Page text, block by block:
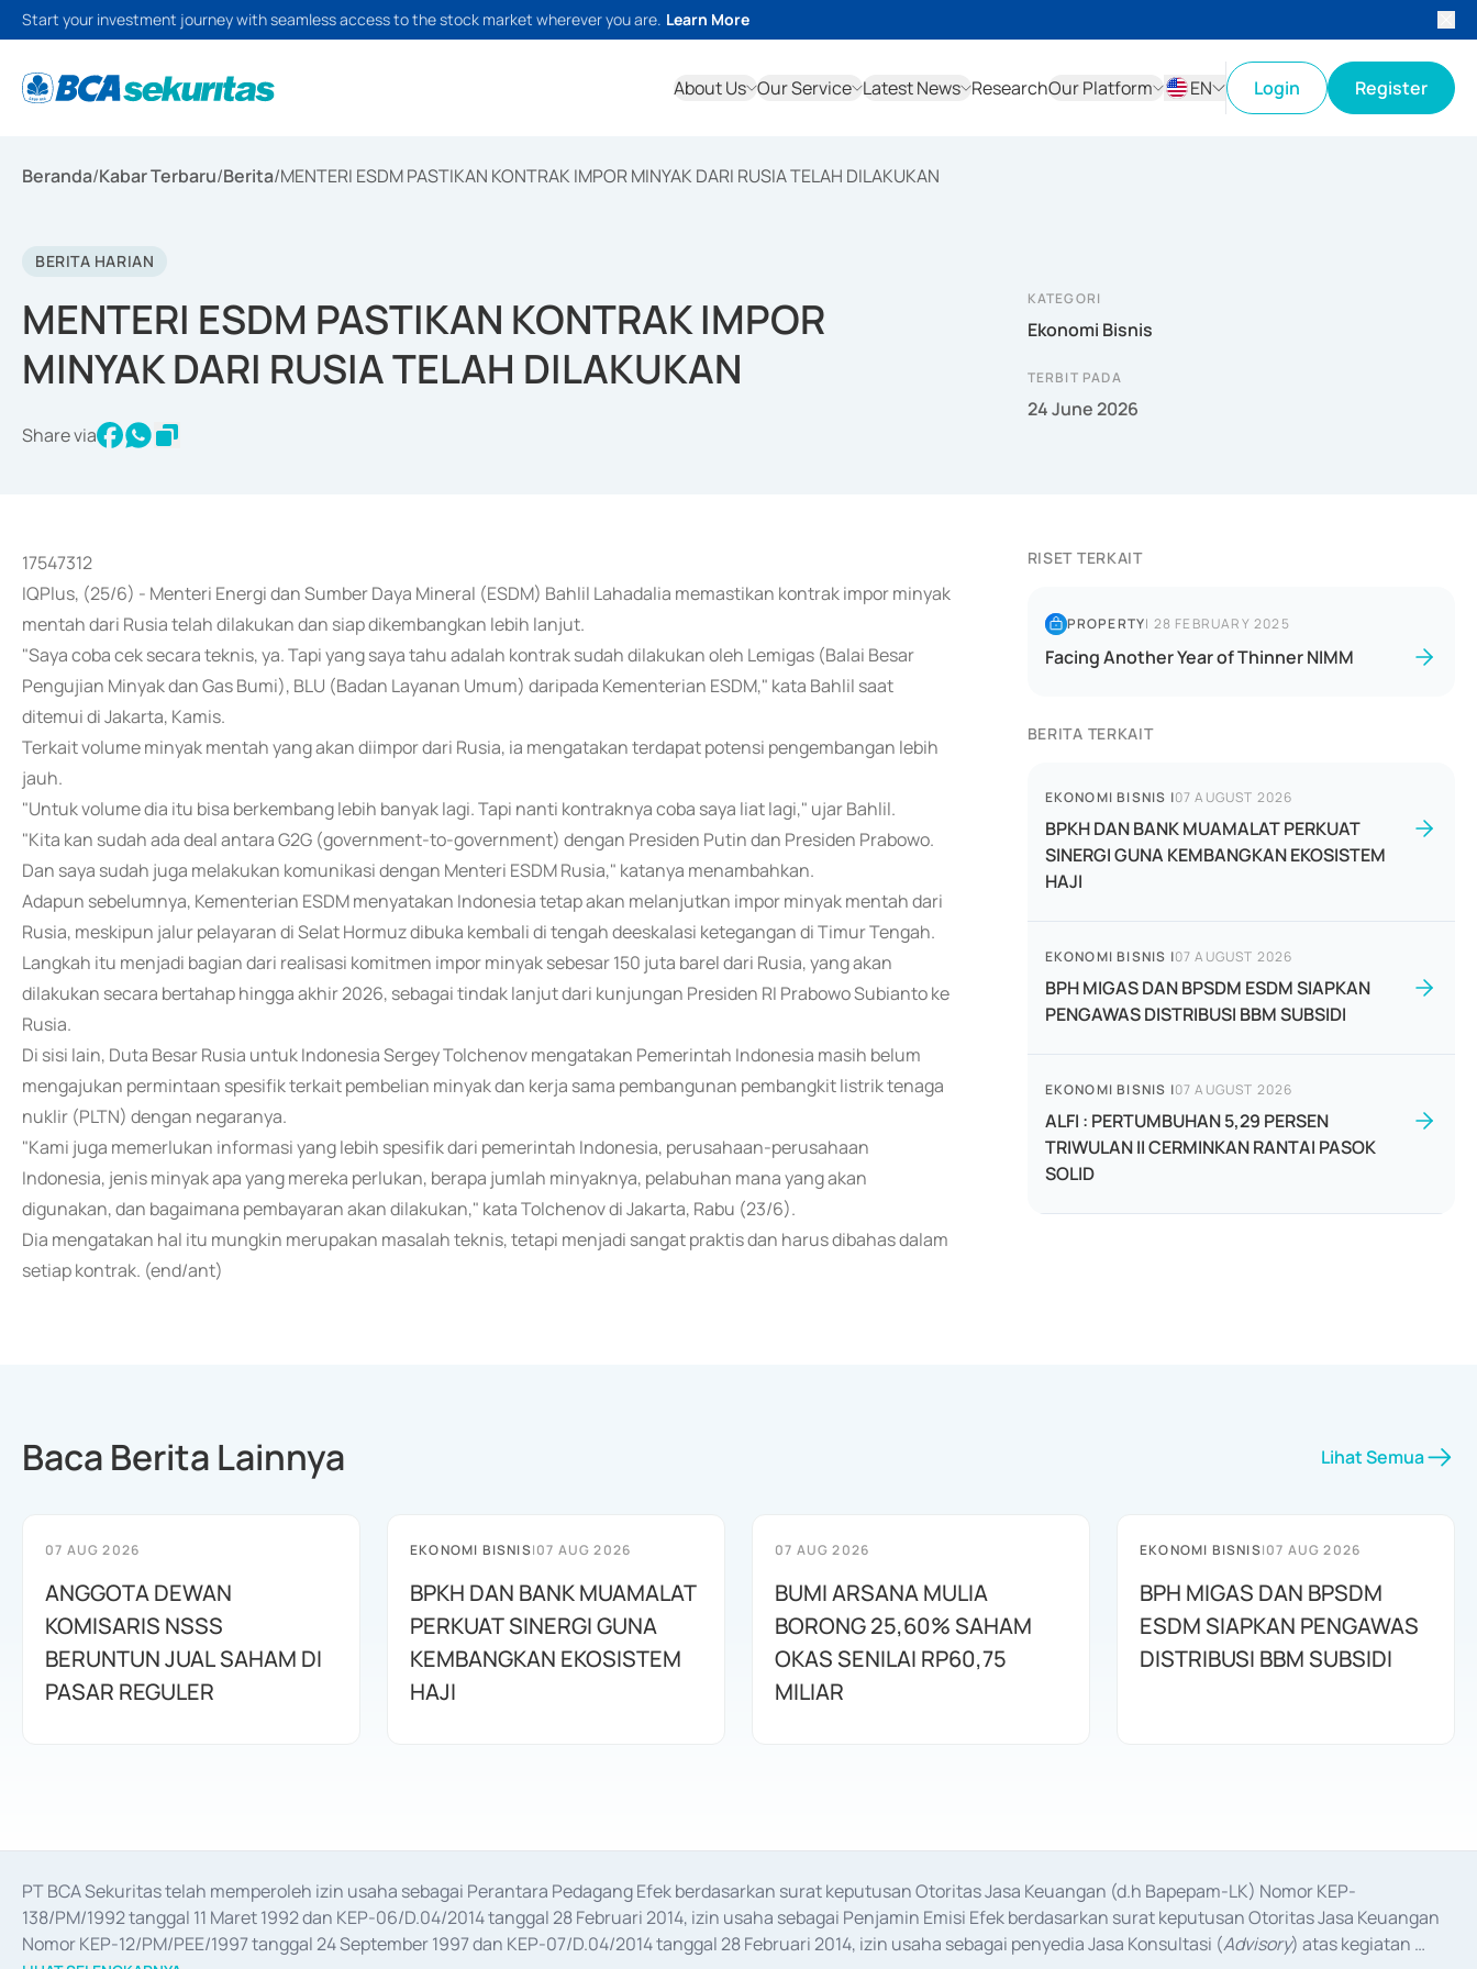
Start your investment journey with seamless access to the stock market wherever you are. Learn More
About Us Our Service Latest News ResearchOur Platform
EN
Login Register
Beranda/Kabar Terbaru/Berita/MENTERI ESDM PASTIKAN KONTRAK IMPOR MINYAK DARI RUSIA TELAH DILAKUKAN
BERITA HARIAN
MENTERI ESDM PASTIKAN KONTRAK IMPOR
MINYAK DARI RUSIA TELAH DILAKUKAN
Share via
KATEGORI
Ekonomi Bisnis
TERBIT PADA
24 June 2026
17547312
IQPlus, (25/6) - Menteri Energi dan Sumber Daya Mineral (ESDM) Bahlil Lahadalia memastikan kontrak impor minyak
mentah dari Rusia telah dilakukan dan siap dikembangkan lebih lanjut.
"Saya coba cek secara teknis, ya. Tapi yang saya tahu adalah kontrak sudah dilakukan oleh Lemigas (Balai Besar
Pengujian Minyak dan Gas Bumi), BLU (Badan Layanan Umum) daripada Kementerian ESDM," kata Bahlil saat
ditemui di Jakarta, Kamis.
Terkait volume minyak mentah yang akan diimpor dari Rusia, ia mengatakan terdapat potensi pengembangan lebih
jauh.
"Untuk volume dia itu bisa berkembang lebih banyak lagi. Tapi nanti kontraknya coba saya liat lagi," ujar Bahlil.
"Kita kan sudah ada deal antara G2G (government-to-government) dengan Presiden Putin dan Presiden Prabowo.
Dan saya sudah juga melakukan komunikasi dengan Menteri ESDM Rusia," katanya menambahkan.
Adapun sebelumnya, Kementerian ESDM menyatakan Indonesia tetap akan melanjutkan impor minyak mentah dari
Rusia, meskipun jalur pelayaran di Selat Hormuz dibuka kembali di tengah deeskalasi ketegangan di Timur Tengah.
Langkah itu menjadi bagian dari realisasi komitmen impor minyak sebesar 150 juta barel dari Rusia, yang akan
dilakukan secara bertahap hingga akhir 2026, sebagai tindak lanjut dari kunjungan Presiden RI Prabowo Subianto ke
Rusia.
Di sisi lain, Duta Besar Rusia untuk Indonesia Sergey Tolchenov mengatakan Pemerintah Indonesia masih belum
mengajukan permintaan spesifik terkait pembelian minyak dan kerja sama pembangunan pembangkit listrik tenaga
nuklir (PLTN) dengan negaranya.
"Kami juga memerlukan informasi yang lebih spesifik dari pemerintah Indonesia, perusahaan-perusahaan
Indonesia, jenis minyak apa yang mereka perlukan, berapa jumlah minyaknya, pelabuhan mana yang akan
digunakan, dan bagaimana pembayaran akan dilakukan," kata Tolchenov di Jakarta, Rabu (23/6).
Dia mengatakan hal itu mungkin merupakan masalah teknis, tetapi menjadi sangat praktis dan harus dibahas dalam
setiap kontrak. (end/ant)
RISET TERKAIT
PROPERTY| 28 FEBRUARY 2025
Facing Another Year of Thinner NIMM
BERITA TERKAIT
EKONOMI BISNIS |07 AUGUST 2026
BPKH DAN BANK MUAMALAT PERKUAT
SINERGI GUNA KEMBANGKAN EKOSISTEM
HAJI
EKONOMI BISNIS |07 AUGUST 2026
BPH MIGAS DAN BPSDM ESDM SIAPKAN
PENGAWAS DISTRIBUSI BBM SUBSIDI
EKONOMI BISNIS |07 AUGUST 2026
ALFI : PERTUMBUHAN 5,29 PERSEN
TRIWULAN II CERMINKAN RANTAI PASOK
SOLID
Baca Berita Lainnya Lihat Semua
07 AUG 2026
ANGGOTA DEWAN
KOMISARIS NSSS
BERUNTUN JUAL SAHAM DI
PASAR REGULER
EKONOMI BISNIS|07 AUG 2026
BPKH DAN BANK MUAMALAT
PERKUAT SINERGI GUNA
KEMBANGKAN EKOSISTEM
HAJI
07 AUG 2026
BUMI ARSANA MULIA
BORONG 25,60% SAHAM
OKAS SENILAI RP60,75
MILIAR
EKONOMI BISNIS|07 AUG 2026
BPH MIGAS DAN BPSDM
ESDM SIAPKAN PENGAWAS
DISTRIBUSI BBM SUBSIDI
PT BCA Sekuritas telah memperoleh izin usaha sebagai Perantara Pedagang Efek berdasarkan surat keputusan Otoritas Jasa Keuangan (d.h Bapepam-LK) Nomor KEP-
138/PM/1992 tanggal 11 Maret 1992 dan KEP-06/D.04/2014 tanggal 28 Februari 2014, izin usaha sebagai Penjamin Emisi Efek berdasarkan surat keputusan Otoritas Jasa Keuangan
Nomor KEP-12/PM/PEE/1997 tanggal 24 September 1997 dan KEP-07/D.04/2014 tanggal 28 Februari 2014, izin usaha sebagai penyedia Jasa Konsultasi (Advisory) atas kegiatan